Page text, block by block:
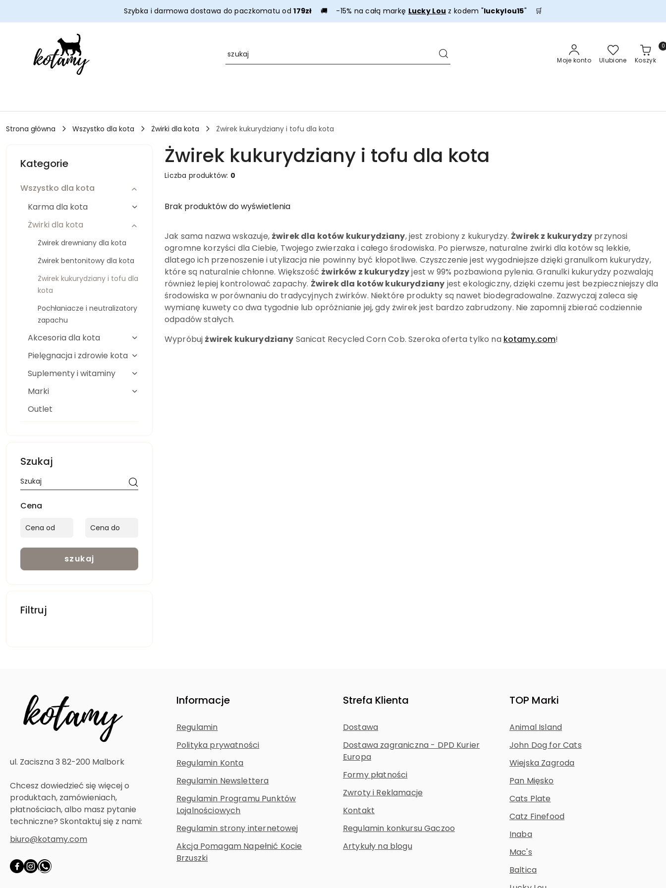
Przejdź do treści głównej
Przejdź do wyszukiwarki
Przejdź do menu głównegoSzybka i darmowa dostawa do paczkomatu od179zł 🚚 -15% na całą markę Lucky Lou z kodem "luckylou15" 🛒
Moje konto Ulubione Koszyk
0
Strona główna Wszystko dla kota Żwirki dla kota Żwirek kukurydziany i tofu dla kota
Kategorie
Wszystko dla kota
Karma dla kota
Żwirki dla kota
Żwirek drewniany dla kota
Żwirek bentonitowy dla kota
Żwirek kukurydziany i tofu dla
kota
Pochłaniacze i neutralizatory
zapachu
Akcesoria dla kota
Pielęgnacja i zdrowie kota
Suplementy i witaminy
Marki
Outlet
Szukaj
Cena
szukaj
Filtruj
Żwirek kukurydziany i tofu dla kota
Liczba produktów: 0
Brak produktów do wyświetlenia
Jak sama nazwa wskazuje, żwirek dla kotów kukurydziany, jest zrobiony z kukurydzy. Żwirek z kukurydzy przynosi
ogromne korzyści dla Ciebie, Twojego zwierzaka i całego środowiska. Po pierwsze, naturalne żwirki dla kotów są lekkie,
dlatego ich przenoszenie i utylizacja nie powinny być kłopotliwe. Czyszczenie jest wygodniejsze dzięki granulkom kukurydzy,
które są naturalnie chłonne. Większość żwirków z kukurydzyjest w 99% pozbawiona pylenia. Granulki kukurydzy pozwalają
również lepiej kontrolować zapachy. Żwirek dla kotów kukurydziany jest ekologiczny, dzięki czemu jest bezpieczniejszy dla
środowiska w porównaniu do tradycyjnych żwirków. Niektóre produkty są nawet biodegradowalne. Zazwyczaj zaleca się
wymianę kuwety co dwa tygodnie lub opróżnianie jej, gdy żwirek jest bardzo zabrudzony. Nie zapomnij zbierać codziennie
odpadów stałych.
Wypróbuj żwirek kukurydziany Sanicat Recycled Corn Cob. Szeroka oferta tylko na kotamy.com!
ul. Zaciszna 3 82-200 Malbork
Chcesz dowiedzieć się więcej o
produktach, zamówieniach,
płatnościach, albo masz pytanie
techniczne? Skontaktuj się z nami:
biuro@kotamy.com
Informacje
Regulamin
Polityka prywatności
Regulamin Konta
Regulamin Newslettera
Regulamin Programu Punktów
Lojalnościowych
Regulamin strony internetowej
Akcja Pomagam Napełnić Kocie
Brzuszki
Strefa Klienta
Dostawa
Dostawa zagraniczna - DPD Kurier
Europa
Formy płatności
Zwroty i Reklamacje
Kontakt
Regulamin konkursu Gaczoo
Artykuły na blogu
TOP Marki
Animal Island
John Dog for Cats
Wiejska Zagroda
Pan Mięsko
Cats Plate
Catz Finefood
Inaba
Mac's
Baltica